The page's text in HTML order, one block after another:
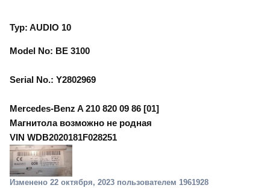
Typ: AUDIO 10
Model No: BE 3100
Serial No.: Y2802969
Mercedes-Benz A 210 820 09 86 [01]
Магнитола возможно не родная
VIN WDB2020181F028251
Изменено 22 октября, 2023 пользователем 1961928